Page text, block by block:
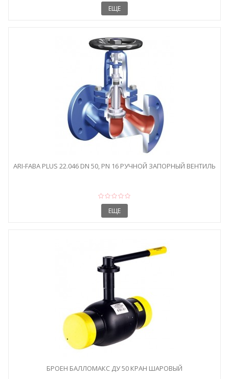
ЕЩЕ
ARI-FABA PLUS 22.046 DN 50, PN 16 РУЧНОЙ ЗАПОРНЫЙ ВЕНТИЛЬ
ЕЩЕ
БРОЕН БАЛЛОМАКС ДУ 50 КРАН ШАРОВЫЙ